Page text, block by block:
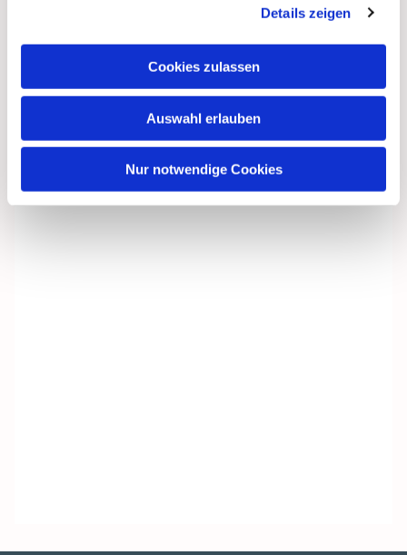
Details zeigen
Cookies zulassen
Auswahl erlauben
Nur notwendige Cookies
interessieren